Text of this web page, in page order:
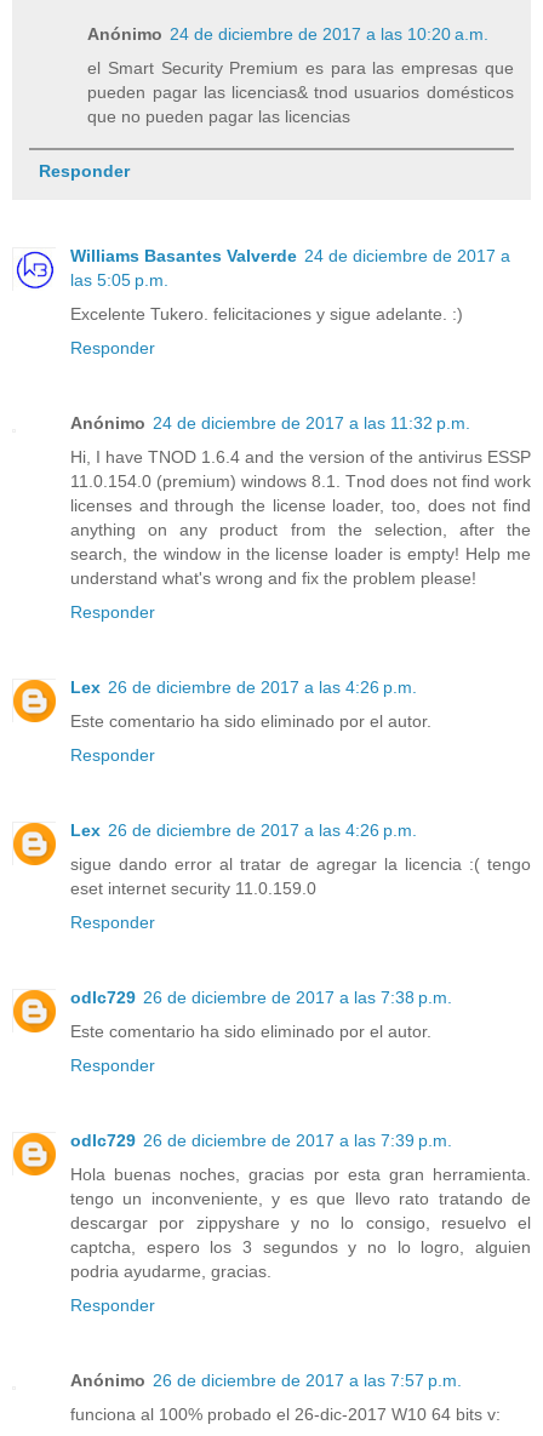
Anónimo 24 de diciembre de 2017 a las 10:20 a.m.
el Smart Security Premium es para las empresas que
pueden pagar las licencias& tnod usuarios domésticos
que no pueden pagar las licencias
Responder
Williams Basantes Valverde 24 de diciembre de 2017 a
las 5:05 p.m.
Excelente Tukero. felicitaciones y sigue adelante. :)
Responder
Anónimo 24 de diciembre de 2017 a las 11:32 p.m.
Hi, I have TNOD 1.6.4 and the version of the antivirus ESSP
11.0.154.0 (premium) windows 8.1. Tnod does not find work
licenses and through the license loader, too, does not find
anything on any product from the selection, after the
search, the window in the license loader is empty! Help me
understand what's wrong and fix the problem please!
Responder
Lex 26 de diciembre de 2017 a las 4:26 p.m.
Este comentario ha sido eliminado por el autor.
Responder
Lex 26 de diciembre de 2017 a las 4:26 p.m.
sigue dando error al tratar de agregar la licencia :( tengo
eset internet security 11.0.159.0
Responder
odlc729 26 de diciembre de 2017 a las 7:38 p.m.
Este comentario ha sido eliminado por el autor.
Responder
odlc729 26 de diciembre de 2017 a las 7:39 p.m.
Hola buenas noches, gracias por esta gran herramienta.
tengo un inconveniente, y es que llevo rato tratando de
descargar por zippyshare y no lo consigo, resuelvo el
captcha, espero los 3 segundos y no lo logro, alguien
podria ayudarme, gracias.
Responder
Anónimo 26 de diciembre de 2017 a las 7:57 p.m.
funciona al 100% probado el 26-dic-2017 W10 64 bits v: